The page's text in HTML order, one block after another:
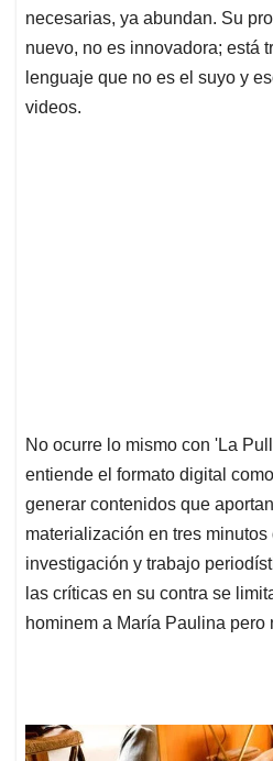
necesarias, ya abundan. Su
nuevo, no es innovadora; está
lenguaje que no es el suyo y
videos.
No ocurre lo mismo con 'La
entiende el formato digital
generar contenidos que
materialización en tres minutos
investigación y trabajo
las críticas en su contra se
hominem a María Paulina pero